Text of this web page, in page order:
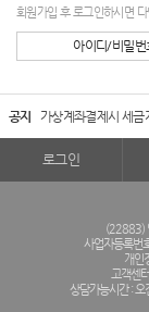
회원가입 후 로그인하시면
아이디/비밀번
공지 가상계좌결제시 세
로그인
(22883)
사업자등록
개인
고객센
상담가능시간 :